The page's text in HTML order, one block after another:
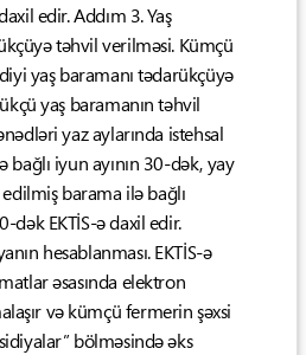
edir. Addım 3. Yaş
təhvil verilməsi. Kümçü
yaş baramanı tədarükçüyə
yaş baramanın təhvil
yaz aylarında istehsal
iyun ayının 30-dək, yay
barama ilə bağlı
dək EKTİS-ə daxil edir.
hesablanması. EKTİS-ə
əsasında elektron
və kümçü fermerin şəxsi
bölməsində əks